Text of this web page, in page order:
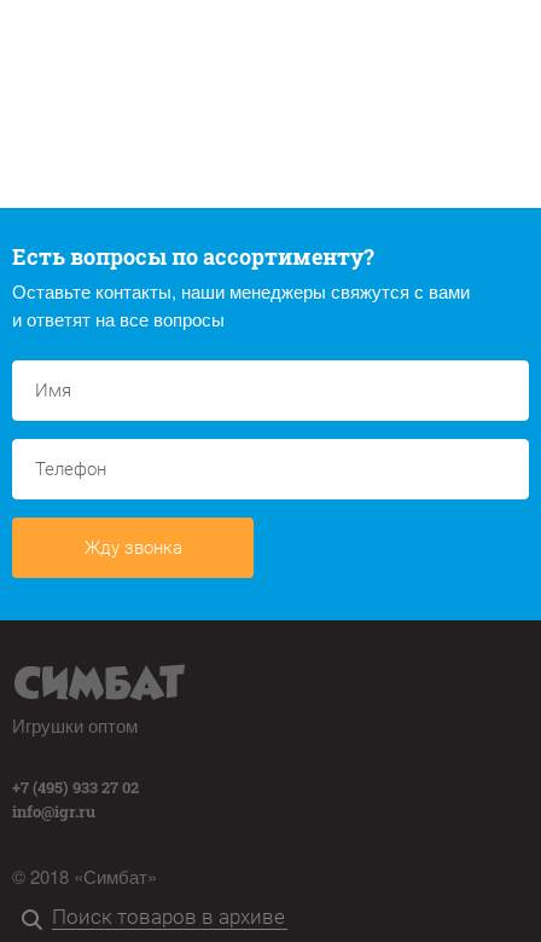
Есть вопросы по ассортименту?
Оставьте контакты, наши менеджеры свяжутся с вами
и ответят на все вопросы
Жду звонка
Игрушки оптом
+7 (495) 933 27 02
info@igr.ru
© 2018 «Симбат»